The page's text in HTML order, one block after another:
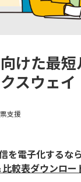
けた最
スウェイ
支援
を電子化するな
較表ダウンロ